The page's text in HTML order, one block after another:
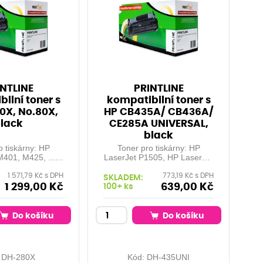
toner s
No.80X,
tiskárny: HP
M425, ...
pokrytí Barva:
black
1 571,79 Kč s DPH
1 299,00 Kč
Do košíku
DH-280X
PRINTLINE
kompatibilní toner s
HP CB435A/ CB436A/
CE285A UNIVERSAL,
black
Toner pro tiskárny: HP
LaserJet P1505, HP LaserJet
P1006, P1102, M1132,
M1212 Orientační kapacita:
Barva: black Vyšší kapacita
kazety u modelů CB435A (o
33%) a CE285A (o 25%)
SKLADEM:
100+ ks
773,19 Kč s DPH
639,00 Kč
Do košíku
Kód: DH-435UNI